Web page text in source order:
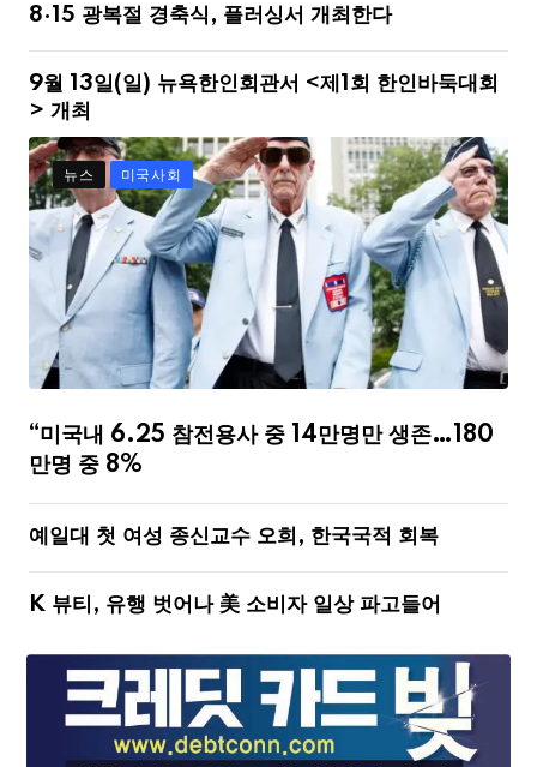
8·15 광복절 경축식, 플러싱서 개최한다
9월 13일(일) 뉴욕한인회관서 <제1회 한인바둑대회
> 개최
뉴스 미국사회
“미국내 6.25 참전용사 중 14만명만 생존…180
만명 중 8%
예일대 첫 여성 종신교수 오희, 한국국적 회복
K 뷰티, 유행 벗어나 美 소비자 일상 파고들어